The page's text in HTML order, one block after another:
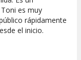
es muy
rápidamente
el inicio.